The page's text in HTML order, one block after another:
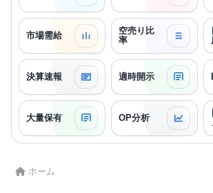
市場需給
空売り比
率
決算速報 適時開示
大量保有 OP分析
ホーム